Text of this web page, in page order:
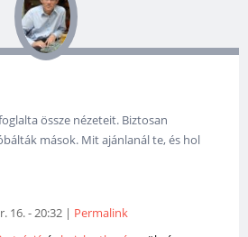
össze nézeteit. Biztosan
mások. Mit ajánlanál te, és hol
16. - 20:32 | Permalink